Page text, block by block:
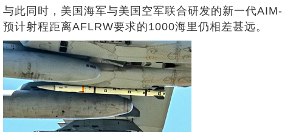
与此同时，美国海军与美国空军联合研发的新一代
预计射程距离AFLRW要求的1000海里仍相差甚远。